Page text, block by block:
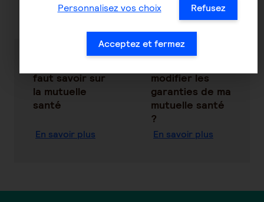
Découvrez nos conseils santé
faut savoir sur
la mutuelle
santé
En savoir plus
modifier les
garanties de ma
mutuelle santé
?
En savoir plus
Personnalisez vos choix Refusez
Acceptez et fermez